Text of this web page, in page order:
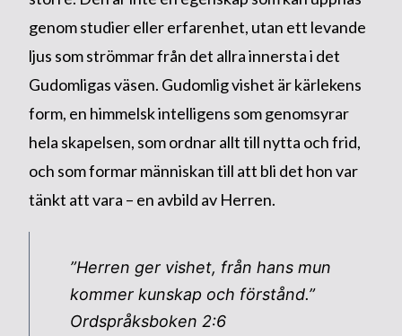
genom studier eller erfarenhet, utan ett levande
ljus som strömmar från det allra innersta i det
Gudomligas väsen. Gudomlig vishet är kärlekens
form, en himmelsk intelligens som genomsyrar
hela skapelsen, som ordnar allt till nytta och frid,
och som formar människan till att bli det hon var
tänkt att vara – en avbild av Herren.
”Herren ger vishet, från hans mun
kommer kunskap och förstånd.”
Ordspråksboken 2:6